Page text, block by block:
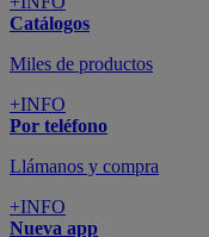
Catálogos
Miles de productos
+INFO
Por teléfono
Llámanos y compra
+INFO
Nueva app